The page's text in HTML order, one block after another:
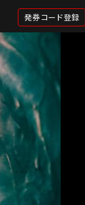
発券コード登録